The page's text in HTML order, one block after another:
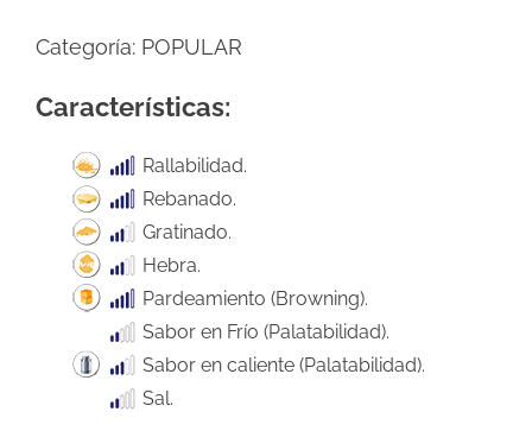
Categoría: POPULAR
Características:
Rallabilidad.
Rebanado.
Gratinado.
Hebra.
Pardeamiento (Browning).
Sabor en Frío (Palatabilidad).
Sabor en caliente (Palatabilidad).
Sal.